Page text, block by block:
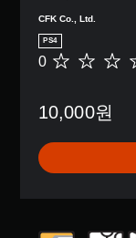
CFK Co., Ltd.
PS4
별
음
0
10,000원